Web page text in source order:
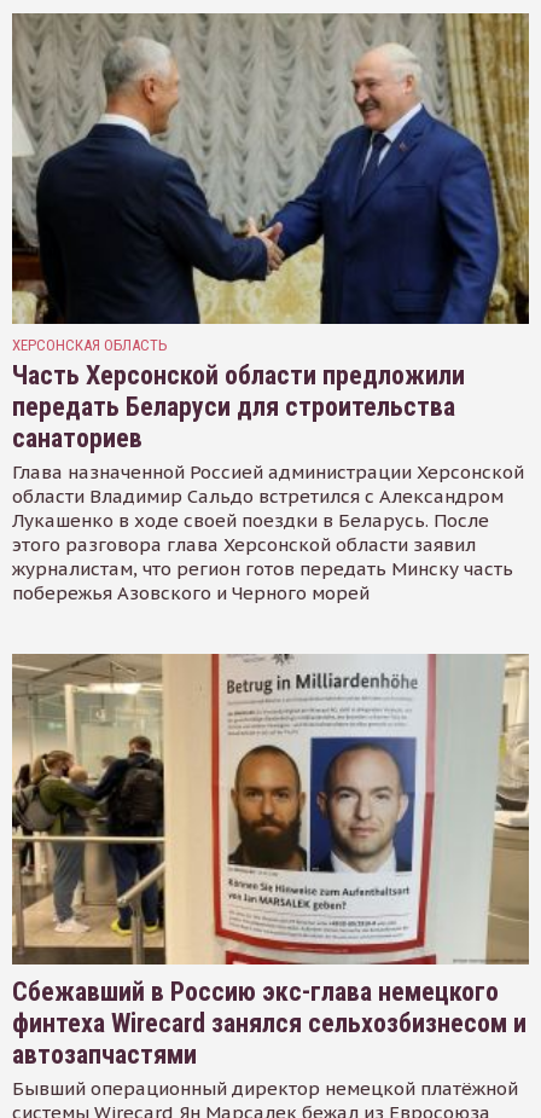
ХЕРСОНСКАЯ ОБЛАСТЬ
Часть Херсонской области предложили
передать Беларуси для строительства
санаториев
Глава назначенной Россией администрации Херсонской
области Владимир Сальдо встретился с Александром
Лукашенко в ходе своей поездки в Беларусь. После
этого разговора глава Херсонской области заявил
журналистам, что регион готов передать Минску часть
побережья Азовского и Черного морей
Сбежавший в Россию экс-глава немецкого
финтеха Wirecard занялся сельхозбизнесом и
автозапчастями
Бывший операционный директор немецкой платёжной
системы Wirecard Ян Марсалек бежал из Евросоюза